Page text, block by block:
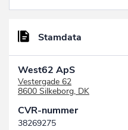
Stamdata
West62 ApS
Vestergade 62
8600 Silkeborg, DK
CVR-nummer
38269275